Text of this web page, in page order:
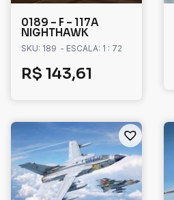
0189 – F – 117A
NIGHTHAWK
SKU: 189 - ESCALA: 1 : 72
R$ 143,61